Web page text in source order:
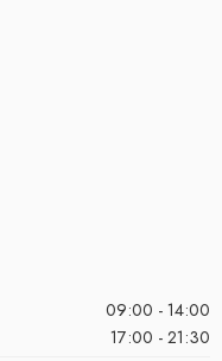
09:00 - 14:00
17:00 - 21:30